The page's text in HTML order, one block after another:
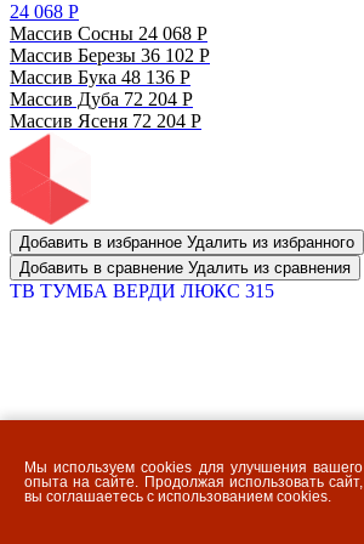
24 068 Р
Массив Сосны 24 068 Р
Массив Березы 36 102 Р
Массив Бука 48 136 Р
Массив Дуба 72 204 Р
Массив Ясеня 72 204 Р
Добавить в избранное Удалить из избранного
Добавить в сравнение Удалить из сравнения
ТВ ТУМБА ВЕРДИ ЛЮКС 315
24 612Р
Мы используем cookies для улучшения вашего
опыта на сайте. Продолжая использовать сайт,
вы соглашаетесь с использованием cookies.